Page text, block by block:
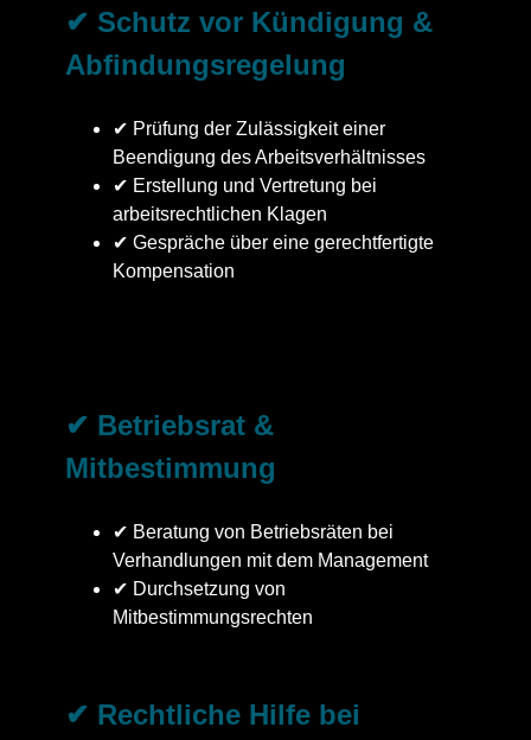
✔ Schutz vor Kündigung &
Abfindungsregelung
✔ Prüfung der Zulässigkeit einer
Beendigung des Arbeitsverhältnisses
✔ Erstellung und Vertretung bei
arbeitsrechtlichen Klagen
✔ Gespräche über eine gerechtfertigte
Kompensation
✔ Betriebsrat &
Mitbestimmung
✔ Beratung von Betriebsräten bei
Verhandlungen mit dem Management
✔ Durchsetzung von
Mitbestimmungsrechten
✔ Rechtliche Hilfe bei